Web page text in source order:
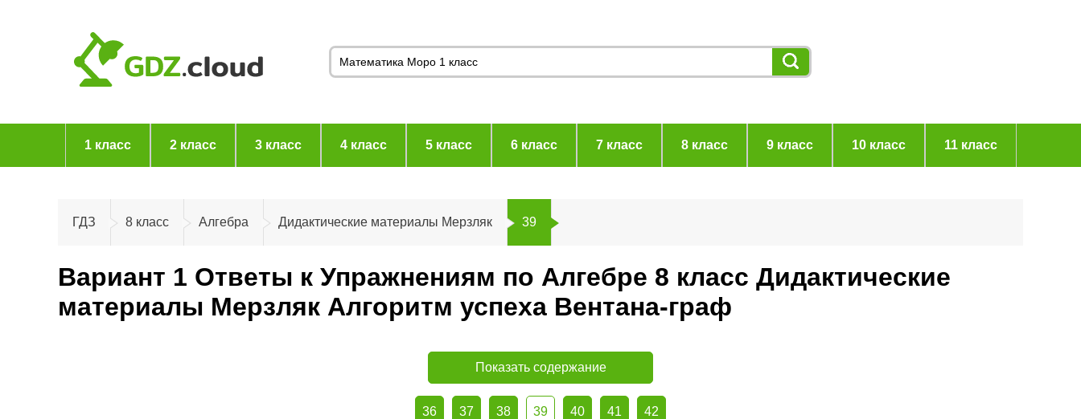
1 класс 2 класс 3 класс 4 класс 5 класс 6 класс 7 класс 8 класс 9 класс 10 класс 11 класс
ГДЗ 8 класс Алгебра Дидактические материалы Мерзляк 39
Вариант 1 Ответы к Упражнениям по Алгебре 8 класс Дидактические
материалы Мерзляк Алгоритм успеха Вентана-граф
Показать содержание
36 37 38 39 40 41 42